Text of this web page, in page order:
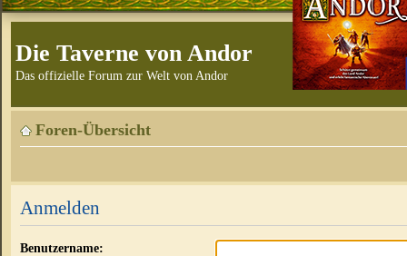
Die Taverne von Andor
Das offizielle Forum zur Welt von Andor
Foren-Übersicht
Anmelden
Benutzername: